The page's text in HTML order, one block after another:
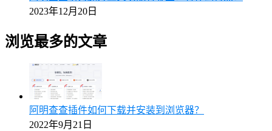
2023年12月20日
浏览最多的文章
阿明查查插件如何下载并安装到浏览器？
2022年9月21日